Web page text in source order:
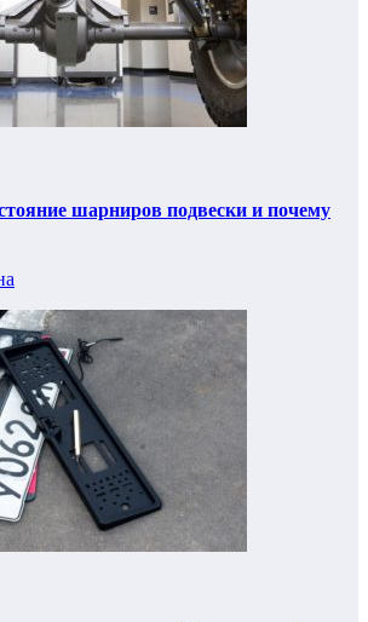
шарниров подвески и почему